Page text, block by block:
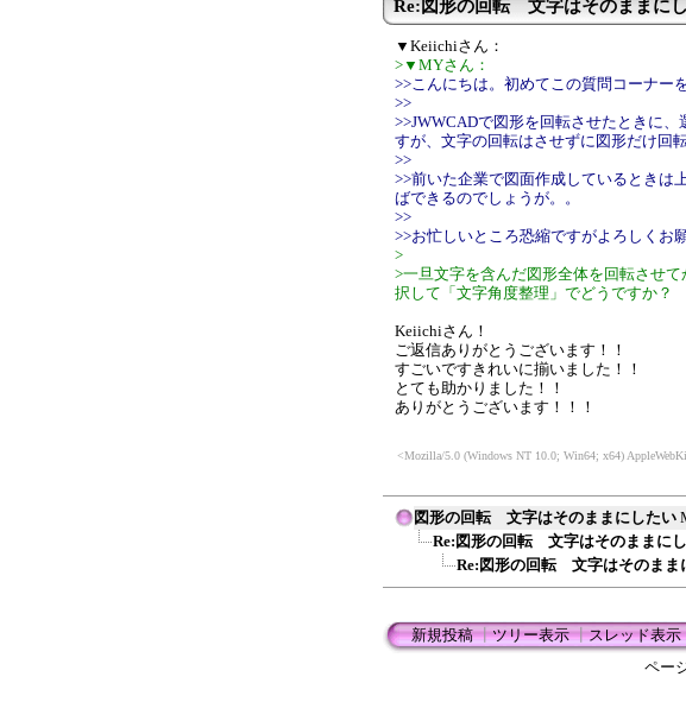
Re:図形の回転 文字はそのままに
▼Keiichiさん：
>▼MYさん：
>>こんにちは。初めてこの質問コーナー
>>
>>JWWCADで図形を回転させたときに
すが、文字の回転はさせずに図形だけ回
>>
>>前いた企業で図面作成しているときは
ばできるのでしょうが。。
>>
>>お忙しいところ恐縮ですがよろしくお
>
>一旦文字を含んだ図形全体を回転させ
択して「文字角度整理」でどうですか？
Keiichiさん！
ご返信ありがとうございます！！
すごいですきれいに揃いました！！
とても助かりました！！
ありがとうございます！！！
<Mozilla/5.0 (Windows NT 10.0; Win64; x64)
図形の回転 文字はそのままにしたい
Re:図形の回転 文字はそのままに
Re:図形の回転 文字はそのまま
新規投稿┃ツリー表示┃スレッド表示
ペー